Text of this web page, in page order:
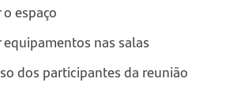
espaço
nas salas
dos participantes da reunião